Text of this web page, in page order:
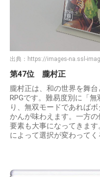
出典： https://images-na.ssl-
第47位 朧村正
朧村正は、和の世界を舞
RPGです。難易度別に「
り、無双モードであれば
かんが味わえます。一方
要素も大事になってきま
によって選択が変わってく